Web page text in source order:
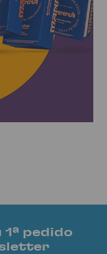
1ª pedido